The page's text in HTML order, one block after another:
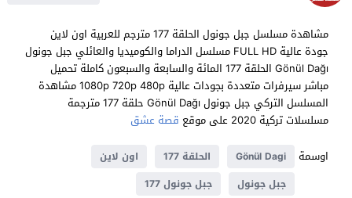
مشاهدة مسلسل جبل جونول الحلقة 177 مترجم للعربية اون لاين
جودة عالية FULL HD مسلسل الدراما والكوميديا والعائلي جبل جونول
Gönül Dağı الحلقة 177 المائة والسابعة والسبعون كاملة تحميل
مباشر سيرفرات متعددة بجودات عالية 1080p 720p 480p مشاهدة
المسلسل التركي جبل جونول Gönül Dağı حلقة 177 مترجمة
مسلسلات تركية 2020 على موقع
قصة عشق
اوسمة
Gönül Dagi الحلقة 177
اون لاين
جبل جونول
جبل جونول 177